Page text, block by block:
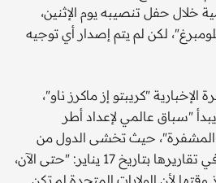
خلال حفل تنصيبه يوم الإثنين،
لكن لم يتم إصدار أي توجيه
"كريبتو إز ماكرز ناو"،
"سباق عالمي لإعداد أطر
المشفرة"، حيث تخشى الدول من
التخلف عن الركب. قالت في تقاريرها بتاريخ 17 يناير: "حتى الآن،
لأن الولايات المتحدة لم تكن